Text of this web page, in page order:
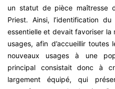
un statut de pièce maîtresse
Priest. Ainsi, l’identification
essentielle et devait favoriser
usages, afin d’accueillir
nouveaux usages à une
principal consistait donc à
largement équipé, qui